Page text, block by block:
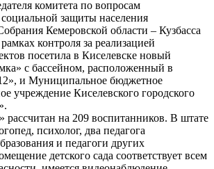
комитета по вопросам
защиты населения
Кемеровской области – Кузбасса
контроля за реализацией
посетила в Киселевске новый
с бассейном, расположенный в
и Муниципальное бюджетное
учреждение Киселевского городского
рассчитан на 209 воспитанников. В штате
психолог, два педагога
и педагоги других
детского сада соответствует всем